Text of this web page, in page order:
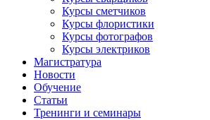
Курсы сметчиков
Курсы флористики
Курсы фотографов
Курсы электриков
Магистратура
Новости
Обучение
Статьи
Тренинги и семинары